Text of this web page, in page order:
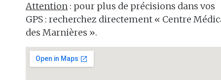
Attention : pour plus de précisions dans vos
GPS : recherchez directement « Centre
des Marnières ».